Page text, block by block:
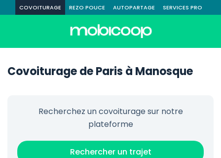
COVOITURAGE REZO POUCE AUTOPARTAGE SERVICES PRO
Covoiturage de Paris à Manosque
Recherchez un covoiturage sur notre
plateforme
Rechercher un trajet